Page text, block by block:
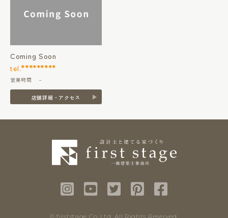
Coming Soon
tel.*********
営業時間 －
店舗詳細・アクセス
© firststage Co.,Ltd. All Rights Reserved.